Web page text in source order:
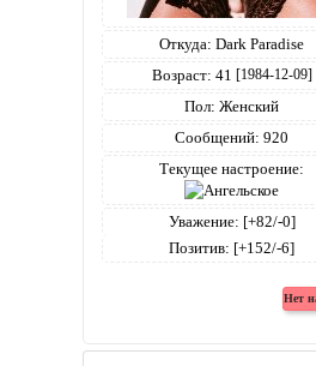
Откуда: Dark Paradise
Возраст: 41 [1984-12-09]
Пол: Женский
Сообщений: 920
Текущее настроение:
Уважение: [+82/-0]
Позитив: [+152/-6]